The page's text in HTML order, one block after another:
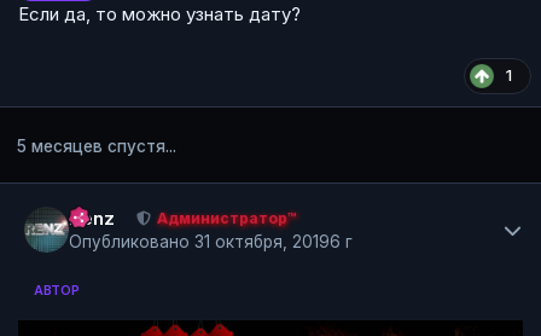
Если да, то можно узнать дату?
1
5 месяцев спустя...
Renz Администратор™
Опубликовано 31 октября, 20196 г
АВТОР